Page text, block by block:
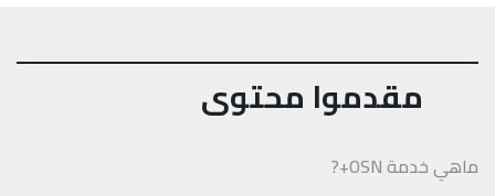
مقدموا محتوى
ماهي خدمة OSN+?